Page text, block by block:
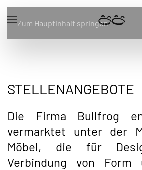
Zum Hauptinhalt springen
STELLENANGEBOTE
Die Firma Bullfrog
vermarktet unter der
Möbel, die für
Verbindung von Form